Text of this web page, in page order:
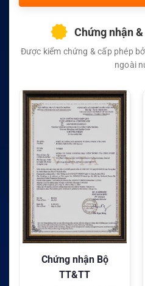
Chứng nhận
Được kiểm chứng & cấp phép
ngoài
Chứng nhận Bộ
TT&TT